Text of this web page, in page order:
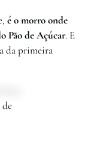
é o morro onde
Pão de Açúcar. E
da primeira